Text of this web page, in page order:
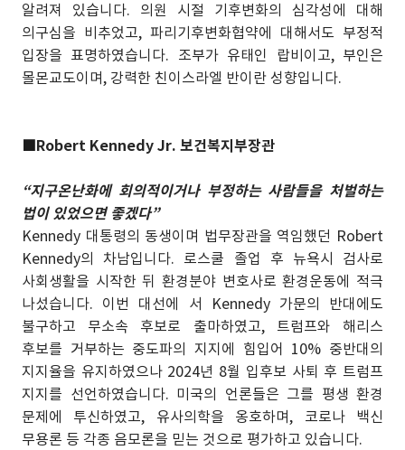
알려져 있습니다. 의원 시절 기후변화의 심각성에 대해
의구심을 비추었고, 파리기후변화협약에 대해서도 부정적
입장을 표명하였습니다. 조부가 유태인 랍비이고, 부인은
몰몬교도이며, 강력한 친이스라엘 반이란 성향입니다.
■Robert Kennedy Jr. 보건복지부장관
“지구온난화에 회의적이거나 부정하는 사람들을 처벌하는
법이 있었으면 좋겠다”
Kennedy 대통령의 동생이며 법무장관을 역임했던 Robert
Kennedy의 차남입니다. 로스쿨 졸업 후 뉴욕시 검사로
사회생활을 시작한 뒤 환경분야 변호사로 환경운동에 적극
나섰습니다. 이번 대선에 서 Kennedy 가문의 반대에도
불구하고 무소속 후보로 출마하였고, 트럼프와 해리스
후보를 거부하는 중도파의 지지에 힘입어 10% 중반대의
지지율을 유지하였으나 2024년 8월 입후보 사퇴 후 트럼프
지지를 선언하였습니다. 미국의 언론들은 그를 평생 환경
문제에 투신하였고, 유사의학을 옹호하며, 코로나 백신
무용론 등 각종 음모론을 믿는 것으로 평가하고 있습니다.